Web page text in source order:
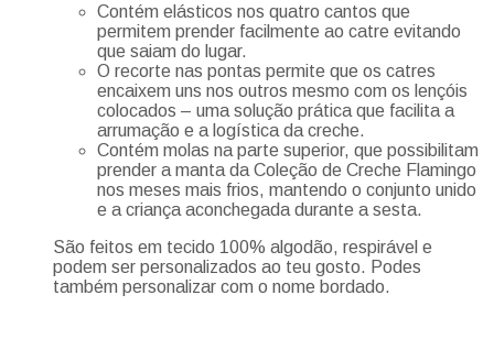
Contém elásticos nos quatro cantos que
permitem prender facilmente ao catre evitando
que saiam do lugar.
O recorte nas pontas permite que os catres
encaixem uns nos outros mesmo com os lençóis
colocados – uma solução prática que facilita a
arrumação e a logística da creche.
Contém molas na parte superior, que possibilitam
prender a manta da Coleção de Creche Flamingo
nos meses mais frios, mantendo o conjunto unido
e a criança aconchegada durante a sesta.
São feitos em tecido 100% algodão, respirável e
podem ser personalizados ao teu gosto. Podes
também personalizar com o nome bordado.